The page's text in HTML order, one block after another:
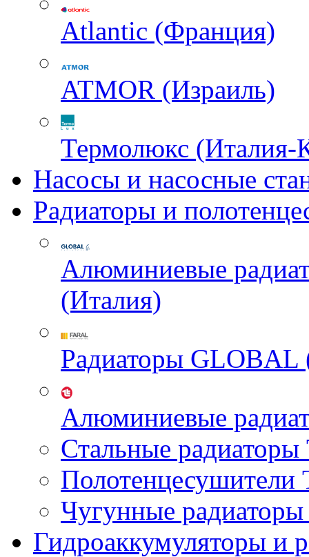
Atlantic (Франция)
ATMOR (Израиль)
Термолюкс (Италия-
Насосы и насосные
Радиаторы и
Алюминиевые
(Италия)
Радиаторы GLOBAL
Алюминиевые
Стальные
Чугунные
Гидроаккумуляторы и